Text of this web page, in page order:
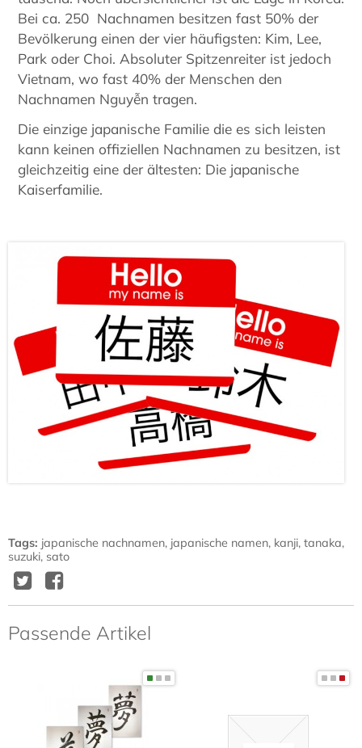
Bei ca. 250 Nachnamen besitzen fast 50% der
Bevölkerung einen der vier häufigsten: Kim, Lee,
Park oder Choi. Absoluter Spitzenreiter ist jedoch
Vietnam, wo fast 40% der Menschen den
Nachnamen Nguyễn tragen.
Die einzige japanische Familie die es sich leisten
kann keinen offiziellen Nachnamen zu besitzen, ist
gleichzeitig eine der ältesten: Die japanische
Kaiserfamilie.
Tags: japanische nachnamen, japanische namen, kanji, tanaka,
suzuki, sato
TwitterFacebook
Passende Artikel